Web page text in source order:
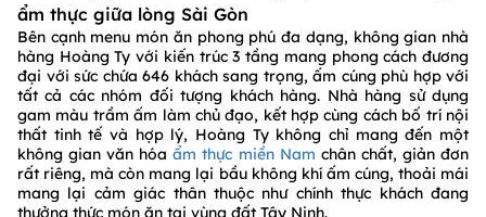
ẩm thực giữa lòng Sài Gòn
Bên cạnh menu món ăn phong phú đa dạng, không gian nhà
hàng Hoàng Ty với kiến trúc 3 tầng mang phong cách đương
đại với sức chứa 646 khách sang trọng, ấm cúng phù hợp với
tất cả các nhóm đối tượng khách hàng. Nhà hàng sử dụng
gam màu trầm ấm làm chủ đạo, kết hợp cùng cách bố trí nội
thất tinh tế và hợp lý, Hoàng Ty không chỉ mang đến một
không gian văn hóaẩm thực miền Nam chân chất, giản đơn
rất riêng, mà còn mang lại bầu không khí ấm cúng, thoải mái
mang lại cảm giác thân thuộc như chính thực khách đang
thưởng thức món ăn tại vùng đất Tây Ninh.